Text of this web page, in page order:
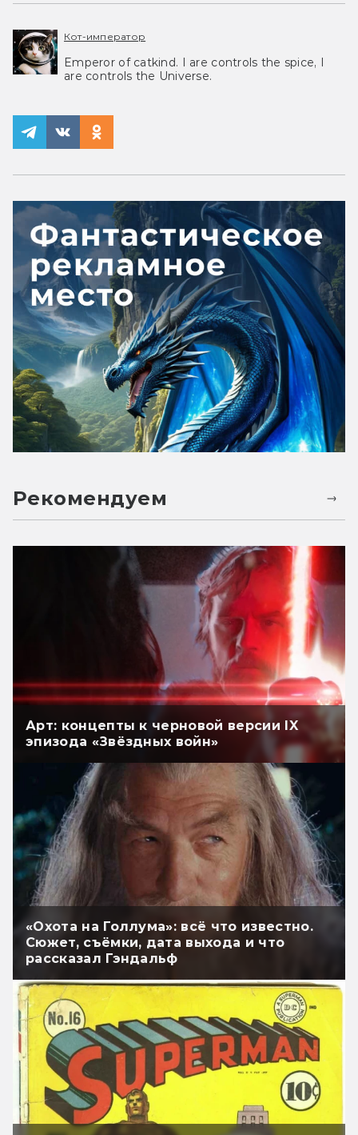
Кот-император
Emperor of catkind. I are controls the spice, I
are controls the Universe.
Рекомендуем
Арт: концепты к черновой версии IX
эпизода «Звёздных войн»
«Охота на Голлума»: всё что известно.
Сюжет, съёмки, дата выхода и что
рассказал Гэндальф